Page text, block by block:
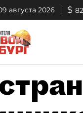
августа 2026 $